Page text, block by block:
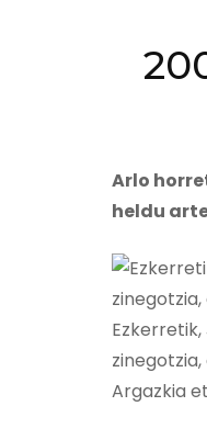
Arlo
heldu
Argazkia